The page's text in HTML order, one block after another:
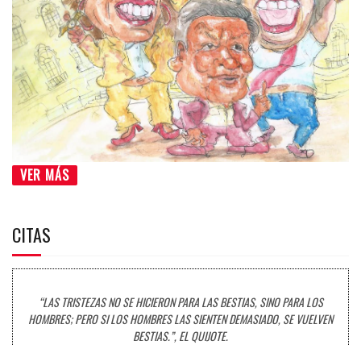
VER MÁS
CITAS
“LAS TRISTEZAS NO SE HICIERON PARA LAS BESTIAS, SINO PARA LOS
HOMBRES; PERO SI LOS HOMBRES LAS SIENTEN DEMASIADO, SE VUELVEN
BESTIAS.”, EL QUIJOTE.